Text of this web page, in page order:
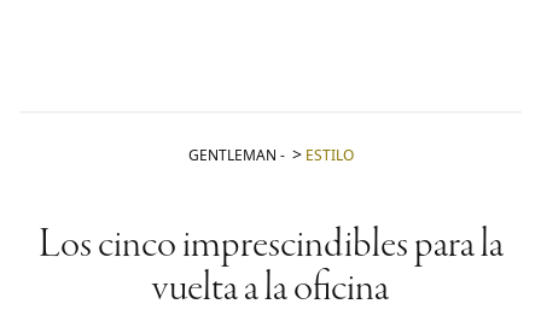
GENTLEMAN - ESTILO
Los cinco imprescindibles para la
vuelta a la oficina